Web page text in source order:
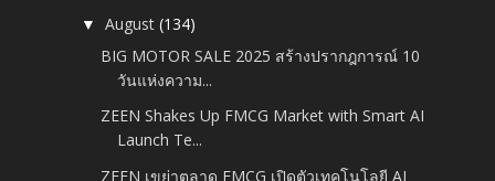
▼August(134)
BIG MOTOR SALE 2025 สร้างปรากฎการณ์ 10
วันแห่งความ...
ZEEN Shakes Up FMCG Market with Smart AI
Launch Te...
ZEEN เขย่าตลาด FMCG เปิดตัวเทคโนโลยี AI